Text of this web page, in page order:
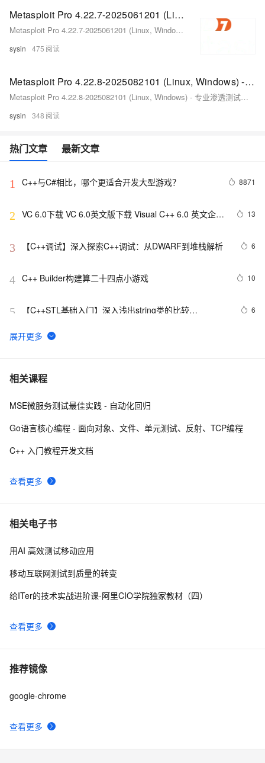
Metasploit Pro 4.22.7-2025061201 (Linux, Windows) - 专业渗透测试框架
Metasploit Pro 4.22.7-2025061201 (Linux, Windows) - 专业渗透测试框架
sysin 475
Metasploit Pro 4.22.8-2025082101 (Linux, Windows) - 专业渗透测试框架
Metasploit Pro 4.22.8-2025082101 (Linux, Windows) - 专业渗透测试框架
sysin 348
热门文章 最新文章
1 C++与C#相比，哪个更适合开发大型游戏？ 8871
2 VC 6.0下载 VC 6.0英文版下载 Visual C++ 6.0 英文企业
13
3 【C++调试】深入探索C++调试：从DWARF到堆栈解析 6
4 C++ Builder构建算二十四点小游戏 10
5
【C++STL基础入门】深入浅出string类的比较
6
6
C++之MFC制作简单计算器（VS2019实现），附带完整
7 【C/C++】用格雷戈里公式求π
8 设计模式C++学习笔记之十六（Observer观察者模式）
C++26的改进
相关课程
查看更多
MSE微服务测试最佳实践 - 自动化回归
Go语言核心编程 - 面向对象、文件、单元测试、反射、TCP编程
C++ 入门教程开发文档
相关电子书
查看更多
用AI 高效测试移动应用
移动互联网测试到质量的转变
给ITer的技术实战进阶课-阿里CIO学院独家教材（四）
推荐镜像
查看更多
google-chrome